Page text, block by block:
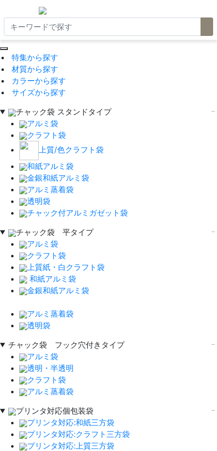
特集から探す
材質から探す
カラーから探す
サイズから探す
チャック袋 スタンドタイプ
アルミ袋
クラフト袋
上質/色クラフト袋
和紙アルミ袋
金銀和紙アルミ袋
アルミ蒸着袋
透明袋
チャック付アルミガゼット袋
チャック袋 平タイプ
アルミ袋
クラフト袋
上質紙・白クラフト袋
和紙アルミ袋
金銀和紙アルミ袋
アルミ蒸着袋
透明袋
チャック袋 フック穴付きタイプ
アルミ袋
透明・半透明
クラフト袋
アルミ蒸着袋
プリンタ対応個包装袋
プリンタ対応:和紙三方袋
プリンタ対応:クラフト三方袋
プリンタ対応:上質三方袋